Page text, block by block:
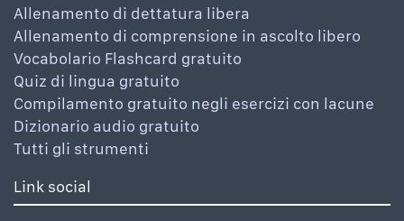
Allenamento di dettatura libera
Allenamento di comprensione in ascolto libero
Vocabolario Flashcard gratuito
Quiz di lingua gratuito
Compilamento gratuito negli esercizi con lacune
Dizionario audio gratuito
Tutti gli strumenti
Link social